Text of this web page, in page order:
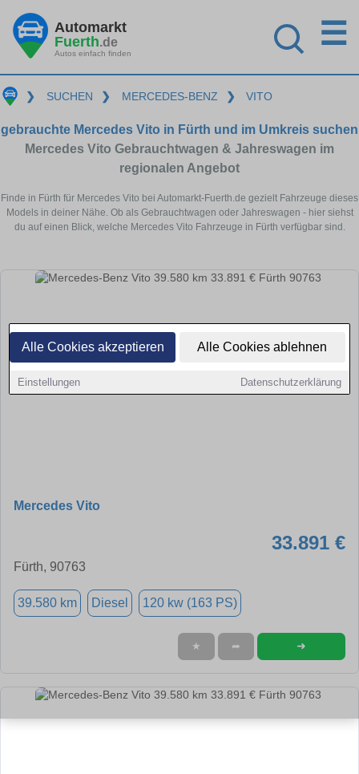
Alle Cookies akzeptieren Alle Cookies ablehnen
Einstellungen Datenschutzerklärung
Automarkt
Fuerth.de
Autos einfach finden
☰
❯ SUCHEN ❯ MERCEDES-BENZ ❯ VITO
gebrauchte Mercedes Vito in Fürth und im Umkreis suchen
Mercedes Vito Gebrauchtwagen & Jahreswagen im
regionalen Angebot
Finde in Fürth für Mercedes Vito bei Automarkt-Fuerth.de gezielt Fahrzeuge dieses
Models in deiner Nähe. Ob als Gebrauchtwagen oder Jahreswagen - hier siehst
du auf einen Blick, welche Mercedes Vito Fahrzeuge in Fürth verfügbar sind.
Mercedes Vito
33.891 €
Fürth, 90763
39.580 km Diesel 120 kw (163 PS)
★ ➦ ➜